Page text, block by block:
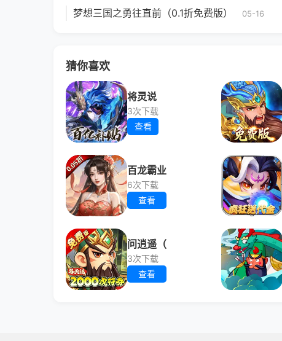
梦想三国之勇往直前（0.1折免费版） 05-16
猜你喜欢
将灵说
3次下载
查看
百龙霸业
6次下载
查看
问逍遥（
3次下载
查看